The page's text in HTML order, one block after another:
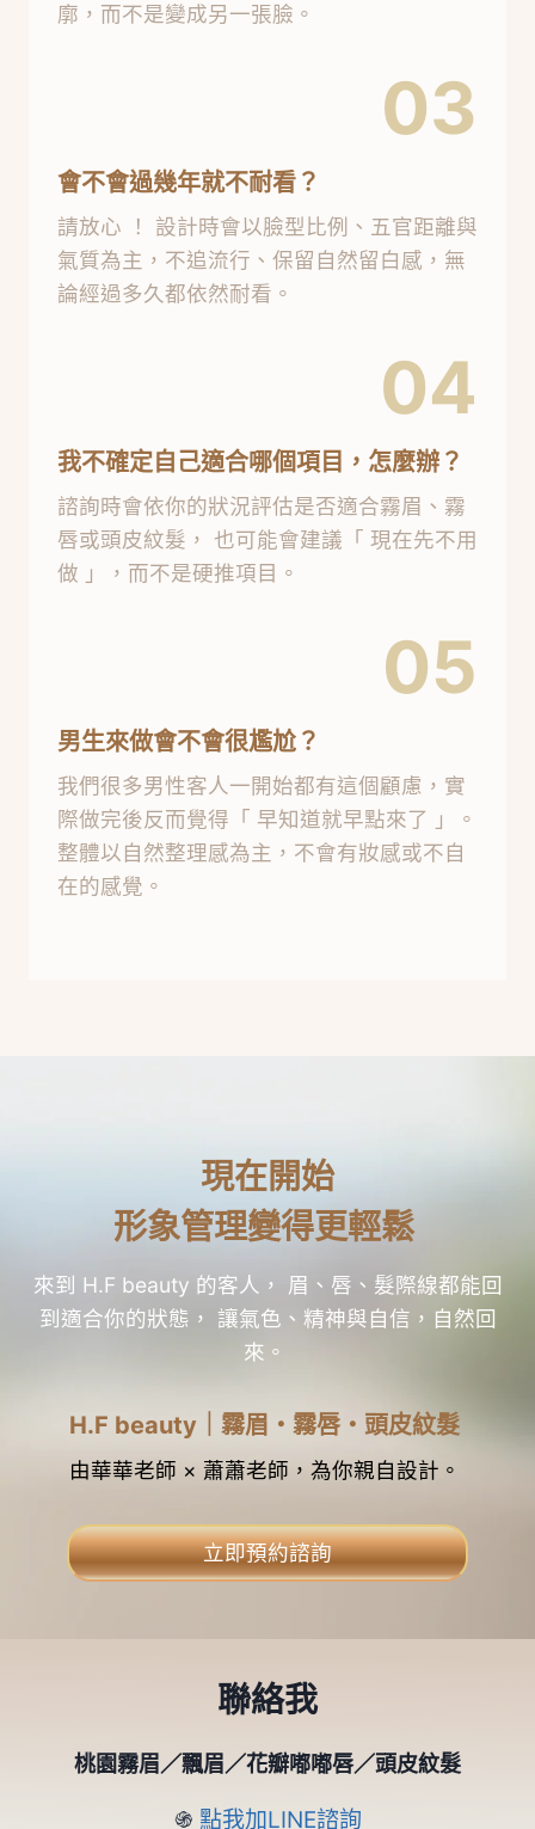
廓，而不是變成另一張臉。
03
會不會過幾年就不耐看？
請放心 ！ 設計時會以臉型比例、五官距離與
氣質為主，不追流行、保留自然留白感，無
論經過多久都依然耐看。
04
我不確定自己適合哪個項目，怎麼辦？
諮詢時會依你的狀況評估是否適合霧眉、霧
唇或頭皮紋髮， 也可能會建議「 現在先不用
做 」，而不是硬推項目。
05
男生來做會不會很尷尬？
我們很多男性客人一開始都有這個顧慮，實
際做完後反而覺得「 早知道就早點來了 」。
整體以自然整理感為主，不會有妝感或不自
在的感覺。
現在開始
形象管理變得更輕鬆
來到 H.F beauty 的客人， 眉、唇、髮際線都能回
到適合你的狀態， 讓氣色、精神與自信，自然回
來。
H.F beauty｜霧眉・霧唇・頭皮紋髮
由華華老師 × 蕭蕭老師，為你親自設計。
立即預約諮詢
聯絡我
桃園霧眉／飄眉／花瓣嘟嘟唇／頭皮紋髮
֍ 點我加LINE諮詢